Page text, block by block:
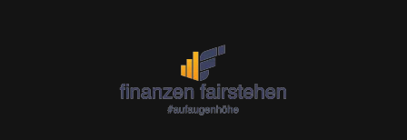
Finanzberater Karlsruhe